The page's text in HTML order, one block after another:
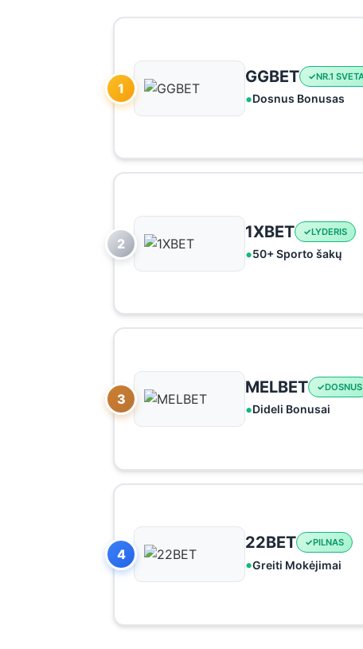
1
GGBET NR.1
Dosnus Bonusas
2
1XBET LYDERIS
50+ Sporto šakų
3
MELBET DOSNUS
Dideli Bonusai
4
22BET PILNAS
Greiti Mokėjimai